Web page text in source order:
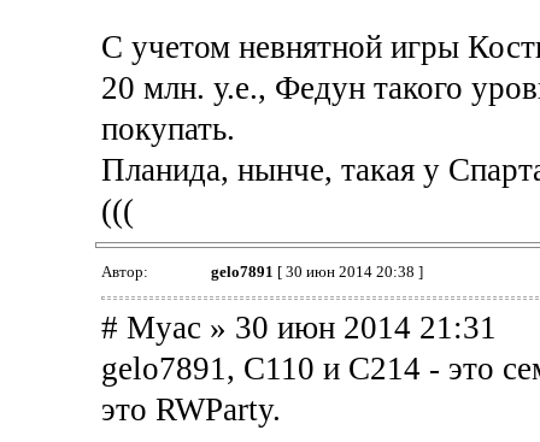
С учетом невнятной игры
20 млн. у.е., Федун такого
покупать.
Планида, нынче, такая у
(((
Автор: gelo7891 [ 30 июн 2014 20:38 ]
# Myac » 30 июн 2014 21:31
gelo7891, C110 и С214 - это
это RWParty.